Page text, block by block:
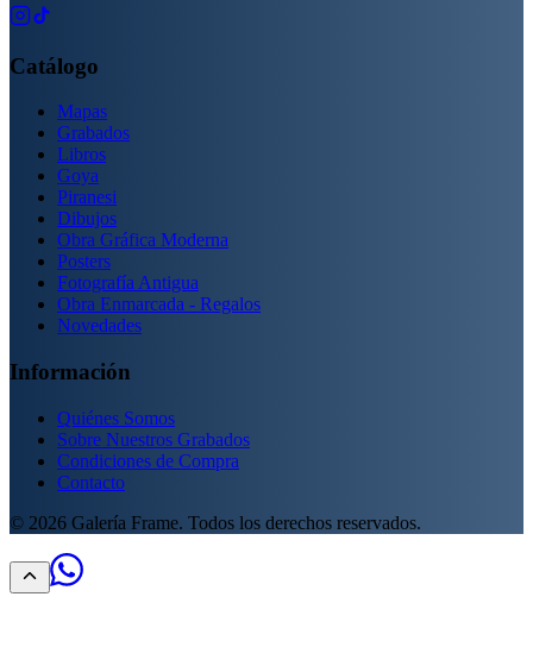
Catálogo
Mapas
Grabados
Libros
Goya
Piranesi
Dibujos
Obra Gráfica Moderna
Posters
Fotografía Antigua
Obra Enmarcada - Regalos
Novedades
Información
Quiénes Somos
Sobre Nuestros Grabados
Condiciones de Compra
Contacto
© 2026 Galería Frame. Todos los derechos reservados.